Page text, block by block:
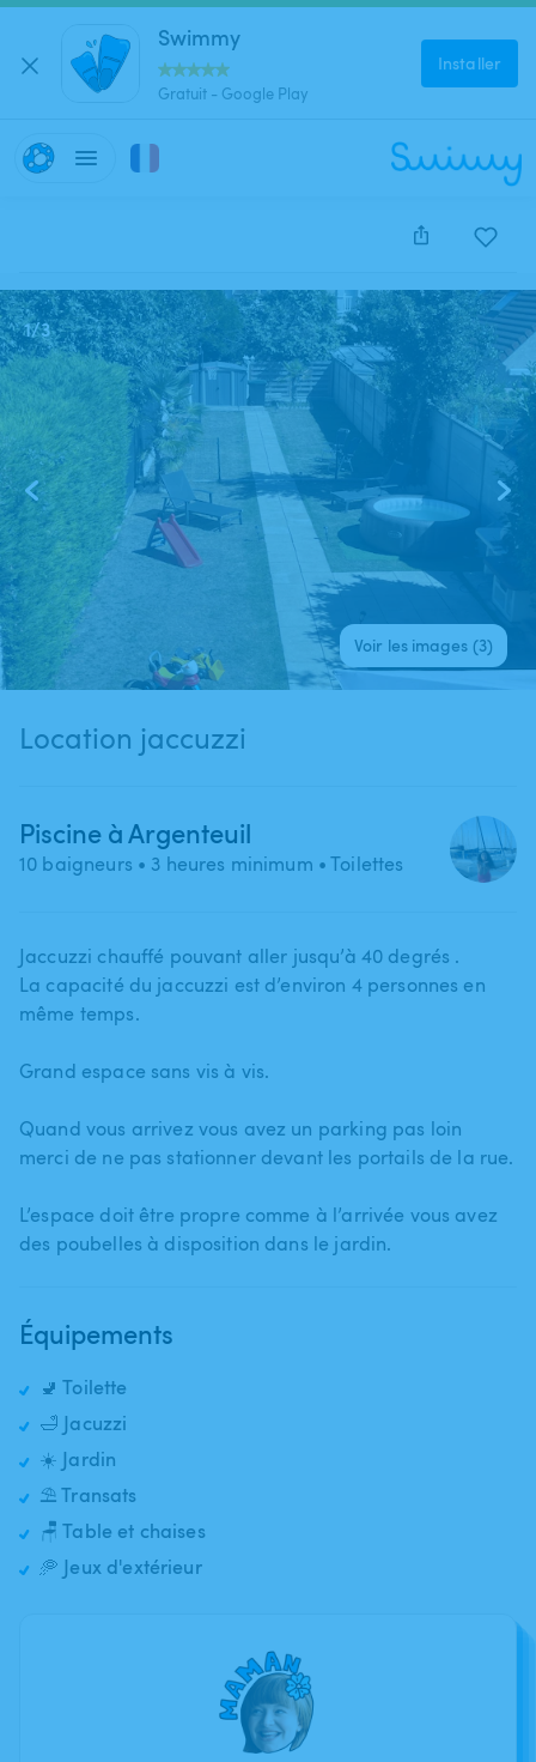
Swimmy
Gratuit - Google Play
Installer
Cette annonce est close et ne peut être réservée.
1/3
Voir les images (3)
Location jaccuzzi
Piscine à Argenteuil
10 baigneurs • 3 heures minimum • Toilettes
Jaccuzzi chauffé pouvant aller jusqu’à 40 degrés .
La capacité du jaccuzzi est d’environ 4 personnes en
même temps.
Grand espace sans vis à vis.
Quand vous arrivez vous avez un parking pas loin
merci de ne pas stationner devant les portails de la rue.
L’espace doit être propre comme à l’arrivée vous avez
des poubelles à disposition dans le jardin.
Équipements
🚽 Toilette
🛁 Jacuzzi
☀️ Jardin
⛱️ Transats
🪑 Table et chaises
🥏 Jeux d'extérieur